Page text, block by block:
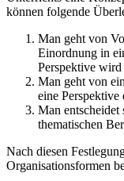
können folgende
Man geht von
Einordnung in
Perspektive wird
Man geht von
eine Perspektive
Man entscheidet
thematischen
Nach diesen
Organisationsformen